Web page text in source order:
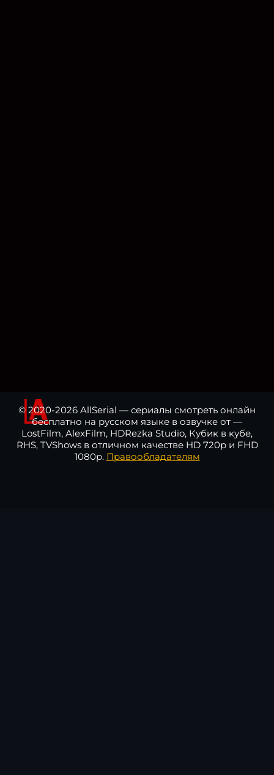
© 2020-2026 AllSerial — сериалы смотреть онлайн
бесплатно на русском языке в озвучке от —
LostFilm, AlexFilm, HDRezka Studio, Кубик в кубе,
RHS, TVShows в отличном качестве HD 720p и FHD
1080p. Правообладателям